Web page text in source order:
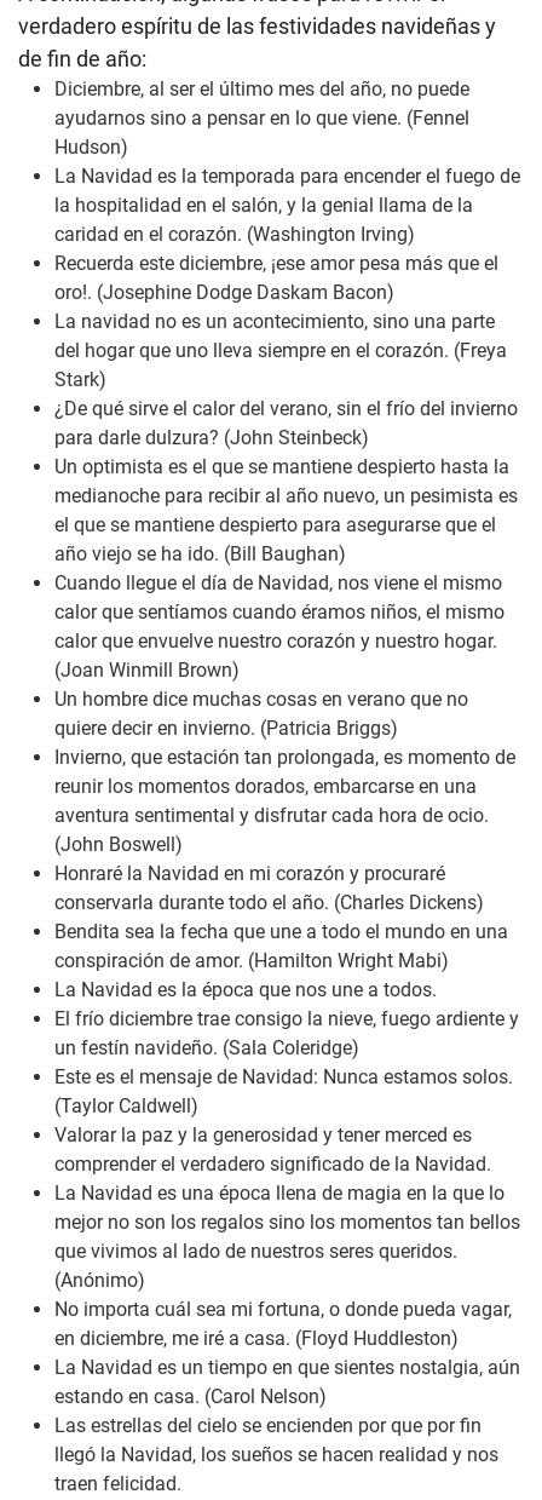
verdadero espíritu de las festividades navideñas y
de fin de año:
Diciembre, al ser el último mes del año, no puede
ayudarnos sino a pensar en lo que viene. (Fennel
Hudson)
La Navidad es la temporada para encender el fuego de
la hospitalidad en el salón, y la genial llama de la
caridad en el corazón. (Washington Irving)
Recuerda este diciembre, ¡ese amor pesa más que el
oro!. (Josephine Dodge Daskam Bacon)
La navidad no es un acontecimiento, sino una parte
del hogar que uno lleva siempre en el corazón. (Freya
Stark)
¿De qué sirve el calor del verano, sin el frío del invierno
para darle dulzura? (John Steinbeck)
Un optimista es el que se mantiene despierto hasta la
medianoche para recibir al año nuevo, un pesimista es
el que se mantiene despierto para asegurarse que el
año viejo se ha ido. (Bill Baughan)
Cuando llegue el día de Navidad, nos viene el mismo
calor que sentíamos cuando éramos niños, el mismo
calor que envuelve nuestro corazón y nuestro hogar.
(Joan Winmill Brown)
Un hombre dice muchas cosas en verano que no
quiere decir en invierno. (Patricia Briggs)
Invierno, que estación tan prolongada, es momento de
reunir los momentos dorados, embarcarse en una
aventura sentimental y disfrutar cada hora de ocio.
(John Boswell)
Honraré la Navidad en mi corazón y procuraré
conservarla durante todo el año. (Charles Dickens)
Bendita sea la fecha que une a todo el mundo en una
conspiración de amor. (Hamilton Wright Mabi)
La Navidad es la época que nos une a todos.
El frío diciembre trae consigo la nieve, fuego ardiente y
un festín navideño. (Sala Coleridge)
Este es el mensaje de Navidad: Nunca estamos solos.
(Taylor Caldwell)
Valorar la paz y la generosidad y tener merced es
comprender el verdadero significado de la Navidad.
La Navidad es una época llena de magia en la que lo
mejor no son los regalos sino los momentos tan bellos
que vivimos al lado de nuestros seres queridos.
(Anónimo)
No importa cuál sea mi fortuna, o donde pueda vagar,
en diciembre, me iré a casa. (Floyd Huddleston)
La Navidad es un tiempo en que sientes nostalgia, aún
estando en casa. (Carol Nelson)
Las estrellas del cielo se encienden por que por fin
llegó la Navidad, los sueños se hacen realidad y nos
traen felicidad.